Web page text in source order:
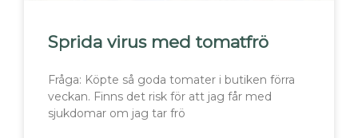
Sprida virus med tomatfrö
Fråga: Köpte så goda tomater i butiken förra
veckan. Finns det risk för att jag får med
sjukdomar om jag tar frö